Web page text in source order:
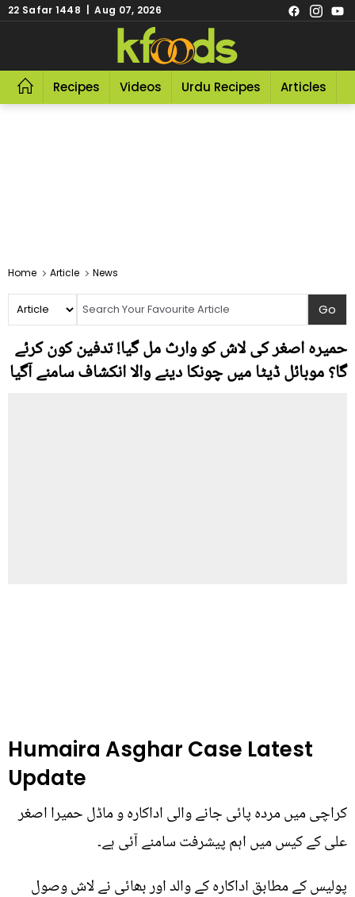
22 Safar 1448 | Aug 07, 2026
Recipes Videos Urdu Recipes Articles
Home Article News
حمیرہ اصغر کی لاش کو وارث مل گیا! تدفین کون کرئے
گا؟ موبائل ڈیٹا میں چونکا دینے والا انکشاف سامنے آگیا
Humaira Asghar Case Latest
Update
کراچی میں مردہ پائی جانے والی اداکارہ و ماڈل حمیرا اصغر
علی کے کیس میں اہم پیشرفت سامنے آئی ہے۔
پولیس کے مطابق اداکارہ کے والد اور بھائی نے لاش وصول